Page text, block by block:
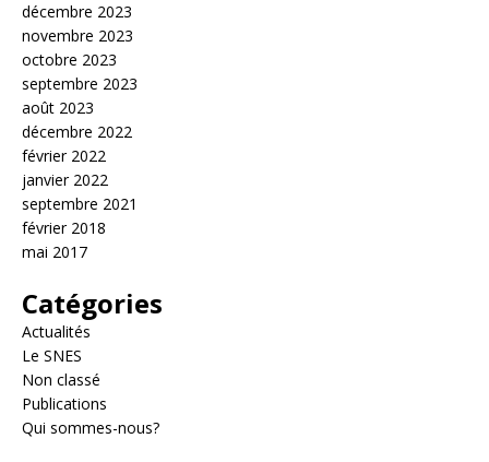
décembre 2023
novembre 2023
octobre 2023
septembre 2023
août 2023
décembre 2022
février 2022
janvier 2022
septembre 2021
février 2018
mai 2017
Catégories
Actualités
Le SNES
Non classé
Publications
Qui sommes-nous?